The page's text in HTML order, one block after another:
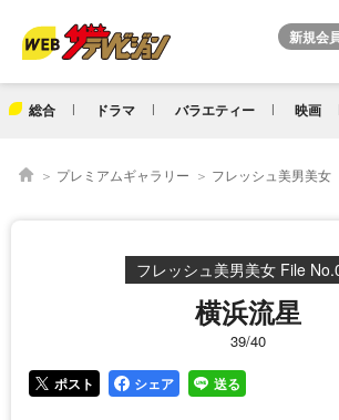
総合 ドラマ バラエティー 映画
プレミアムギャラリー フレッシュ美男美女
フレッシュ美男美女 File
横浜流星
39/40
ポスト シェア 送る